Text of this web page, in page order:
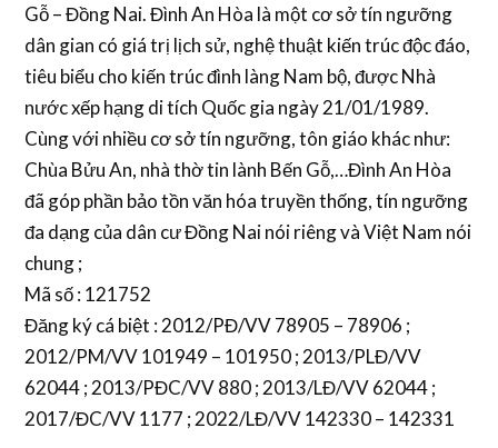
Gỗ – Đồng Nai. Đình An Hòa là một cơ sở tín ngưỡng
dân gian có giá trị lịch sử, nghệ thuật kiến trúc độc đáo,
tiêu biểu cho kiến trúc đình làng Nam bộ, được Nhà
nước xếp hạng di tích Quốc gia ngày 21/01/1989.
Cùng với nhiều cơ sở tín ngưỡng, tôn giáo khác như:
Chùa Bửu An, nhà thờ tin lành Bến Gỗ,…Đình An Hòa
đã góp phần bảo tồn văn hóa truyền thống, tín ngưỡng
đa dạng của dân cư Đồng Nai nói riêng và Việt Nam nói
chung ;
Mã số : 121752
Đăng ký cá biệt : 2012/PĐ/VV 78905 – 78906 ;
2012/PM/VV 101949 – 101950 ; 2013/PLĐ/VV
62044 ; 2013/PĐC/VV 880 ; 2013/LĐ/VV 62044 ;
2017/ĐC/VV 1177 ; 2022/LĐ/VV 142330 – 142331